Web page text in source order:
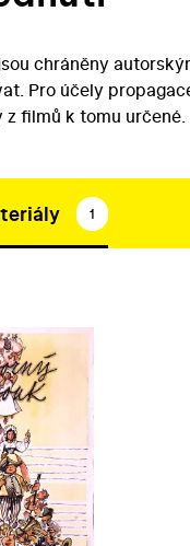
chráněny
Pro účely
z filmů k tomu určené.
1